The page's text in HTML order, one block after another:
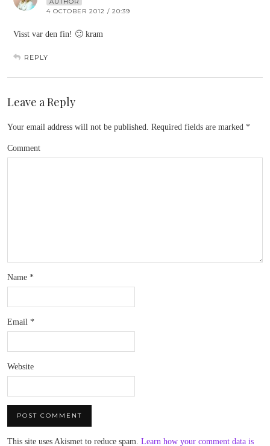
AUTHOR
4 OCTOBER 2012 / 20:39
Visst var den fin! 🙂 kram
REPLY
Leave a Reply
Your email address will not be published. Required fields are marked *
Comment
Name *
Email *
Website
This site uses Akismet to reduce spam. Learn how your comment data is